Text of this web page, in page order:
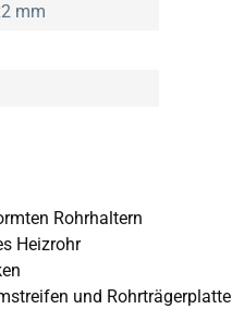
mm
Rohrhaltern
Heizrohr
und Rohrträgerplatte